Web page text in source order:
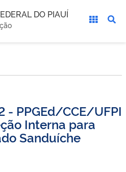
DO PIAUÍ
- PPGEd/CCE/UFPI
Interna para
Sanduíche